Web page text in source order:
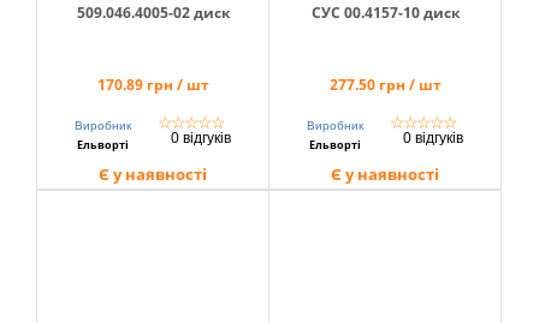
509.046.4005-02 диск
170.89 грн / шт
Виробник
Ельворті
☆☆☆☆☆
0 відгуків
Є у наявності
СУС 00.4157-10 диск
277.50 грн / шт
Виробник
Ельворті
☆☆☆☆☆
0 відгуків
Є у наявності